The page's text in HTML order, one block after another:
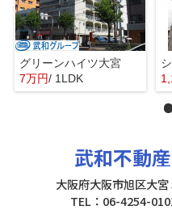
グリーンハイツ大宮
7万円/ 1LDK
武和不動
大阪府大阪市旭区大
TEL：06-4254-